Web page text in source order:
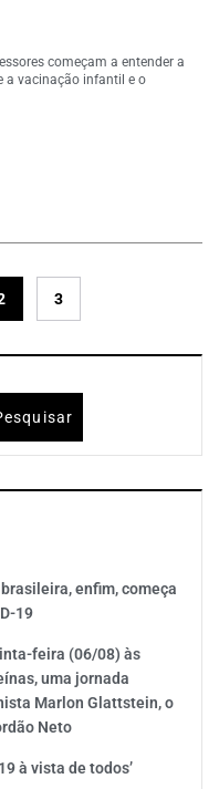
começam a entender a
a vacinação infantil e o
3
enfim, começa
19
feira (06/08) às
uma jornada
Marlon Glattstein, o
Neto
à vista de todos’